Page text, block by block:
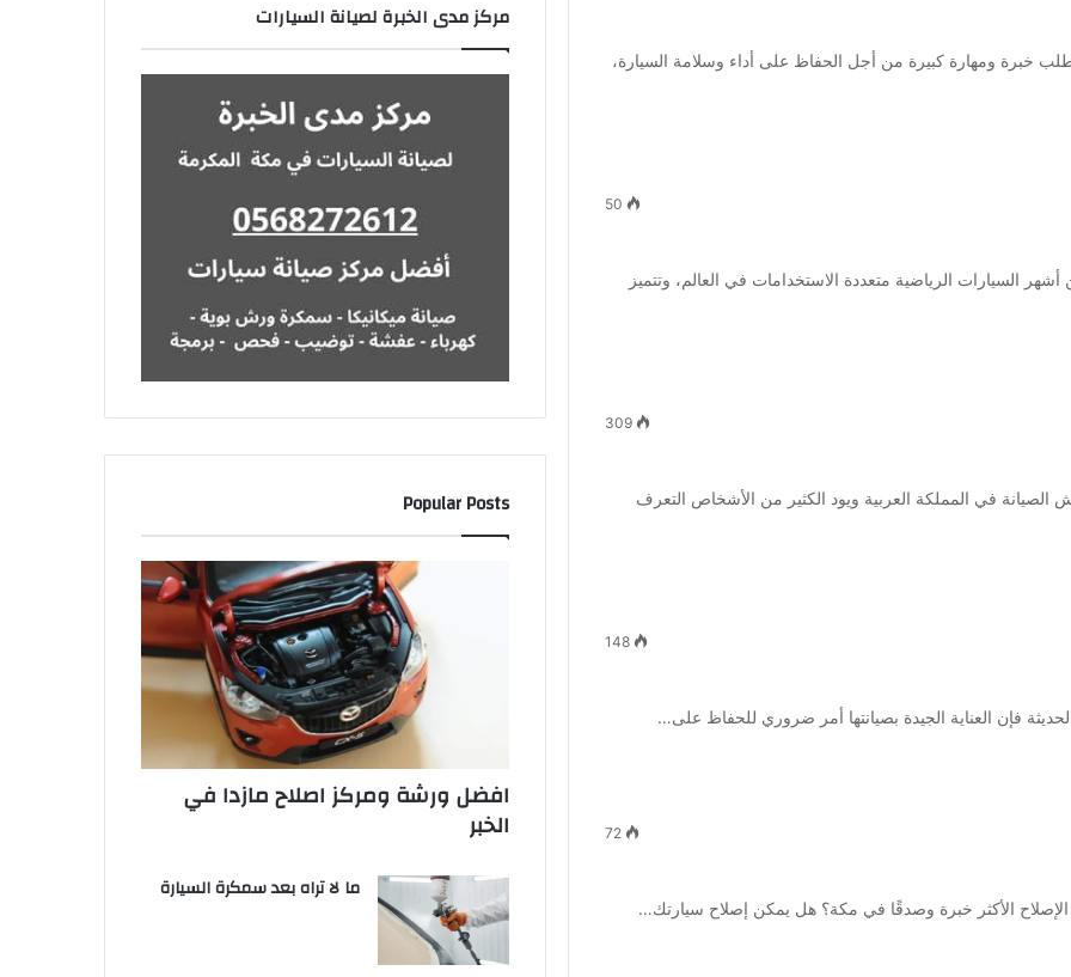
خبرة ومهارة كبيرة من أجل الحفاظ على أداء وسلامة السيارة،
50
الرياضية متعددة الاستخدامات في العالم، وتتميز
309
في المملكة العربية ويود الكثير من الأشخاص التعرف
148
فإن العناية الجيدة بصيانتها أمر ضروري للحفاظ على…
72
الأكثر خبرة وصدقًا في مكة؟ هل يمكن إصلاح سيارتك…
مركز مدى الخبرة لصيانة السيارات
Popular Posts
افضل ورشة ومركز اصلاح مازدا في
الخبر
ما لا تراه بعد سمكرة السيارة